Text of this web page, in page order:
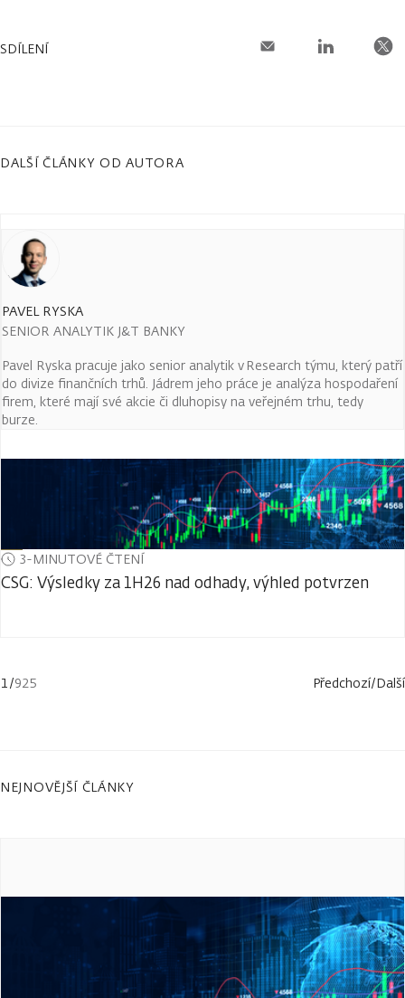
SDÍLENÍ
DALŠÍ ČLÁNKY OD AUTORA
PAVEL RYSKA
SENIOR ANALYTIK J&T BANKY
Pavel Ryska pracuje jako senior analytik v Research týmu, který patří
do divize finančních trhů. Jádrem jeho práce je analýza hospodaření
firem, které mají své akcie či dluhopisy na veřejném trhu, tedy
burze.
3-MINUTOVÉ ČTENÍ
CSG: Výsledky za 1H26 nad odhady, výhled potvrzen
1/925 Předchozí/Další
NEJNOVĚJŠÍ ČLÁNKY